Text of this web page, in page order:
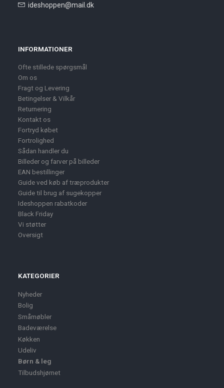
ideshoppen@mail.dk
INFORMATIONER
Ofte stillede spørgsmål
Om os
Fragt og Levering
Betingelser & Vilkår
Returnering
Kontakt os
Fortryd købet
Fortrolighed
Sådan handler du
Billeder og farver på billeder
EAN bestillinger
Guide ved køb af træprodukter
Guide til brug af sugekopper
Ideshoppen rabatkoder
Black Friday
Vi støtter
Oversigt
KATEGORIER
Nyheder
Bolig
Småmøbler
Badeværelse
Køkken
Udeliv
Børn & leg
Tilbudshjørnet